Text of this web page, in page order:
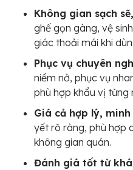
Không gian sạch
ghế gọn gàng, vệ
giác thoải mái khi
Phục vụ chuyên
niềm nở, phục vụ
phù hợp khẩu vị từng
Giá cả hợp lý, minh
yết rõ ràng, phù hợp
không gian quán.
Đánh giá tốt từ